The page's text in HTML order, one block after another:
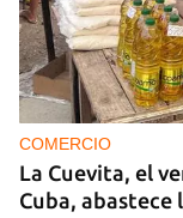
COMERCIO
La Cuevita, el
Cuba, abastece